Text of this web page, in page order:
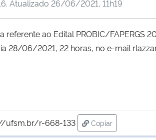
. Atualizado 26/06/2021, 11h19
ao Edital PROBIC/FAPERGS
28/06/2021, 22 horas, no e-mail
ufsm.br/r-668-133
Copiar
para área de